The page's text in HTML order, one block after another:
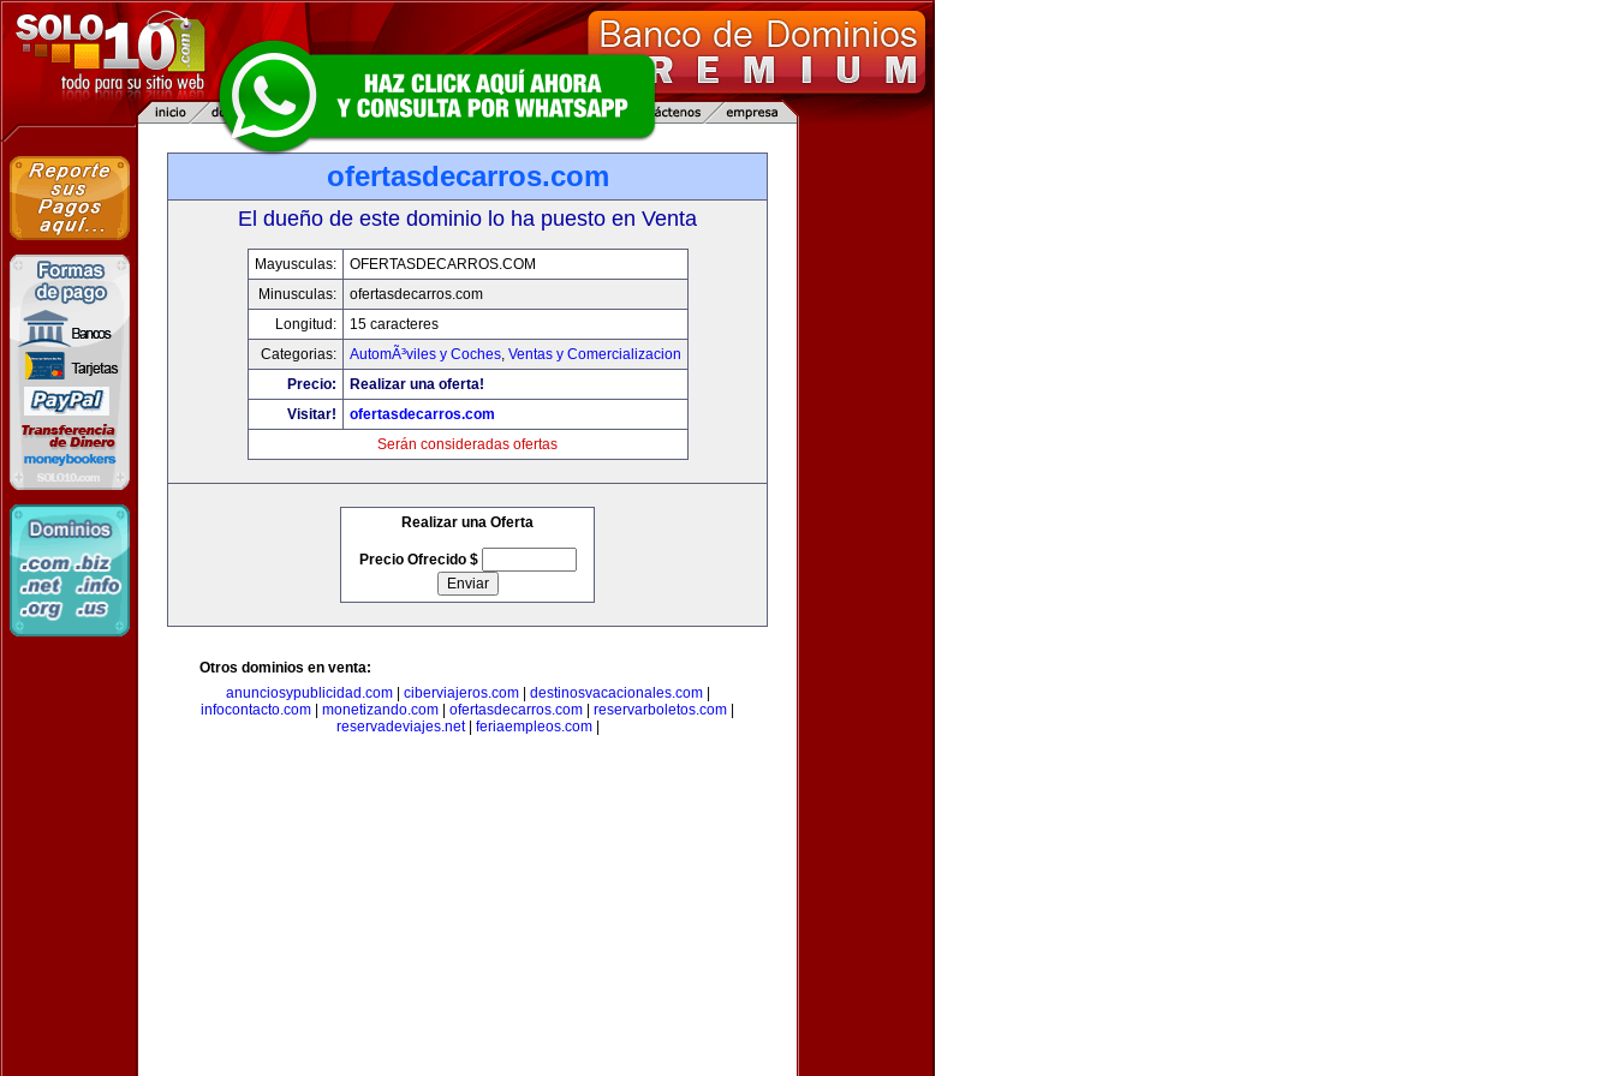
ofertasdecarros.com
El dueño de este dominio lo ha puesto en Venta
Mayusculas:
OFERTASDECARROS.COM
Minusculas:
ofertasdecarros.com
Longitud:
15 caracteres
Categorias:
AutomÃ³viles y Coches, Ventas y Comercializacion
Precio:
Realizar una oferta!
Visitar!
ofertasdecarros.com
Serán consideradas ofertas
Realizar una Oferta
Precio Ofrecido $
Otros dominios en venta:
anunciosypublicidad.com| ciberviajeros.com| destinosvacacionales.com|
infocontacto.com
monetizando.com ofertasdecarros.com reservarboletos.com
reservadeviajes.net| feriaempleos.com|